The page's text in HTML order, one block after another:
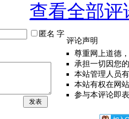
查看全部评
匿名 字
发表
评论声明
尊重网上道德
承担一切因您
本站管理人员
本站有权在网
参与本评论即